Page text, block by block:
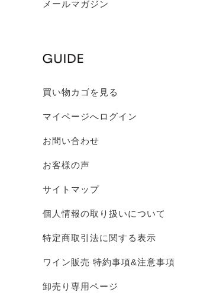
メールマガジン
買い物カゴを見る
マイページへログイン
お問い合わせ
お客様の声
サイトマップ
個人情報の取り扱いについて
特定商取引法に関する表示
ワイン販売 特約事項&注意事項
卸売り専用ページ